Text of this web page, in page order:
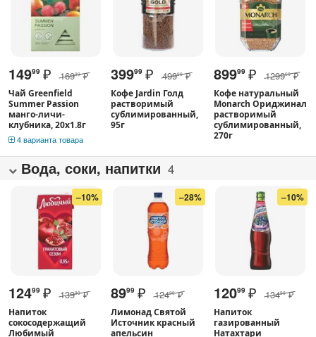
14999 ₽ 16999 ₽
Чай Greenfield
Summer Passion
манго-личи-
клубника, 20х1.8г
4 варианта товара
39999 ₽ 49999 ₽
Кофе Jardin Голд
растворимый
сублимированный,
95г
89999 ₽ 129900 ₽
Кофе натуральный
Monarch Ориджинал
растворимый
сублимированный,
270г
Вода, соки, напитки 4
–10%
12499 ₽ 13999 ₽
Напиток
сокосодержащий
Любимый
–28%
8999 ₽ 12499 ₽
Лимонад Святой
Источник красный
апельсин
–10%
12099 ₽ 13499 ₽
Напиток
газированный
Натахтари